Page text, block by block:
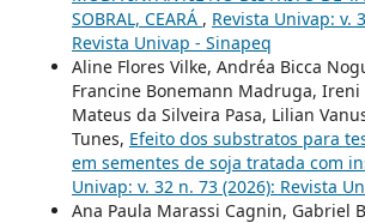
SOBRAL, CEARÁ , Revista Univap: v.
Revista Univap - Sinapeq
Aline Flores Vilke, Andréa Bicca
Francine Bonemann Madruga, Ireni
Mateus da Silveira Pasa, Lilian
Tunes, Efeito dos substratos para
em sementes de soja tratada com
Univap: v. 32 n. 73 (2026): Revista
Ana Paula Marassi Cagnin, Gabriel